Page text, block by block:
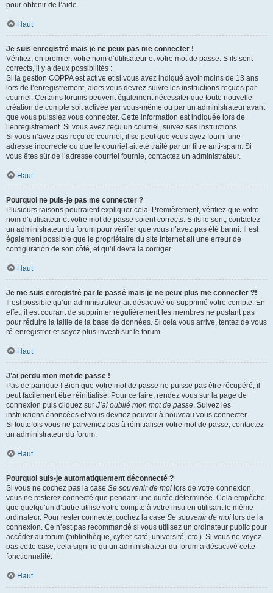
pour obtenir de l’aide.
Haut
Je suis enregistré mais je ne peux pas me connecter !
Vérifiez, en premier, votre nom d’utilisateur et votre mot de passe. S’ils sont
corrects, il y a deux possibilités :
Si la gestion COPPA est active et si vous avez indiqué avoir moins de 13 ans
lors de l’enregistrement, alors vous devrez suivre les instructions reçues par
courriel. Certains forums peuvent également nécessiter que toute nouvelle
création de compte soit activée par vous-même ou par un administrateur avant
que vous puissiez vous connecter. Cette information est indiquée lors de
l’enregistrement. Si vous avez reçu un courriel, suivez ses instructions.
Si vous n’avez pas reçu de courriel, il se peut que vous ayez fourni une
adresse incorrecte ou que le courriel ait été traité par un filtre anti-spam. Si
vous êtes sûr de l’adresse courriel fournie, contactez un administrateur.
Haut
Pourquoi ne puis-je pas me connecter ?
Plusieurs raisons pourraient expliquer cela. Premièrement, vérifiez que votre
nom d’utilisateur et votre mot de passe soient corrects. S’ils le sont, contactez
un administrateur du forum pour vérifier que vous n’avez pas été banni. Il est
également possible que le propriétaire du site Internet ait une erreur de
configuration de son côté, et qu’il devra la corriger.
Haut
Je me suis enregistré par le passé mais je ne peux plus me connecter ?!
Il est possible qu’un administrateur ait désactivé ou supprimé votre compte. En
effet, il est courant de supprimer régulièrement les membres ne postant pas
pour réduire la taille de la base de données. Si cela vous arrive, tentez de vous
ré-enregistrer et soyez plus investi sur le forum.
Haut
J’ai perdu mon mot de passe !
Pas de panique ! Bien que votre mot de passe ne puisse pas être récupéré, il
peut facilement être réinitialisé. Pour ce faire, rendez vous sur la page de
connexion puis cliquez sur J’ai oublié mon mot de passe. Suivez les
instructions énoncées et vous devriez pouvoir à nouveau vous connecter.
Si toutefois vous ne parveniez pas à réinitialiser votre mot de passe, contactez
un administrateur du forum.
Haut
Pourquoi suis-je automatiquement déconnecté ?
Si vous ne cochez pas la case Se souvenir de moi lors de votre connexion,
vous ne resterez connecté que pendant une durée déterminée. Cela empêche
que quelqu’un d’autre utilise votre compte à votre insu en utilisant le même
ordinateur. Pour rester connecté, cochez la case Se souvenir de moi lors de la
connexion. Ce n’est pas recommandé si vous utilisez un ordinateur public pour
accéder au forum (bibliothèque, cyber-café, université, etc.). Si vous ne voyez
pas cette case, cela signifie qu’un administrateur du forum a désactivé cette
fonctionnalité.
Haut